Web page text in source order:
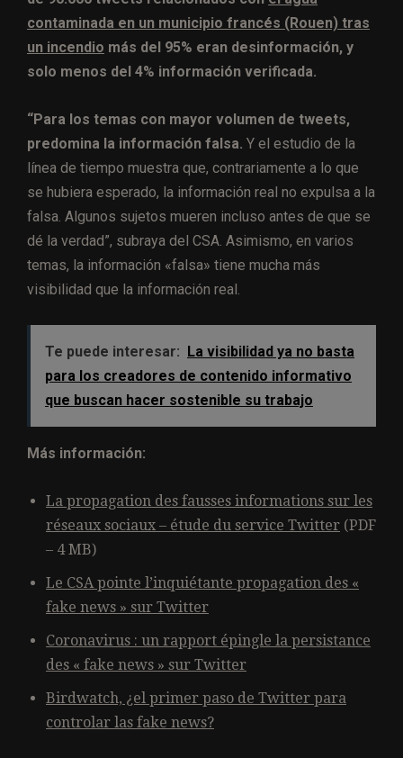
contaminada en un municipio francés (Rouen) tras
un incendio más del 95% eran desinformación, y
solo menos del 4% información verificada.
“Para los temas con mayor volumen de tweets,
predomina la información falsa. Y el estudio de la
línea de tiempo muestra que, contrariamente a lo que
se hubiera esperado, la información real no expulsa a la
falsa. Algunos sujetos mueren incluso antes de que se
dé la verdad”, subraya del CSA. Asimismo, en varios
temas, la información «falsa» tiene mucha más
visibilidad que la información real.
Te puede interesar: La visibilidad ya no basta
para los creadores de contenido informativo
que buscan hacer sostenible su trabajo
Más información:
La propagation des fausses informations sur les
réseaux sociaux – étude du service Twitter (PDF
– 4 MB)
Le CSA pointe l’inquiétante propagation des «
fake news » sur Twitter
Coronavirus : un rapport épingle la persistance
des « fake news » sur Twitter
Birdwatch, ¿el primer paso de Twitter para
controlar las fake news?